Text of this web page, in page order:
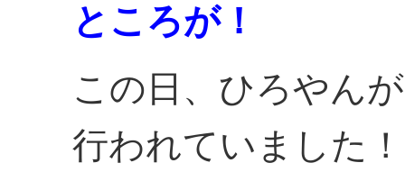
ところが！
この日、ひろやん
行われていました！